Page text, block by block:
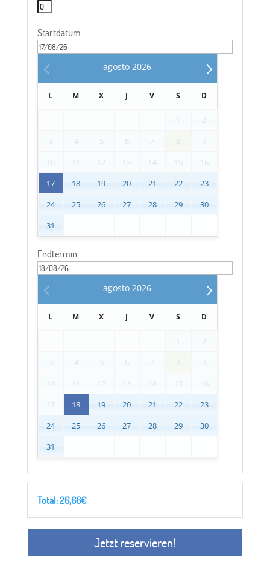
Startdatum
agosto 2026
L M X J V S D
1
2
3
4 5 6 7 8
9
10
11 12 13 14 15
16
17
18 19 20 21 22
23
24
25 26 27 28 29
30
31
Endtermin
agosto 2026
L M X J V S D
1
2
3
4 5 6 7 8
9
10
11 12 13 14 15
16
17
18 19 20 21 22
23
24
25 26 27 28 29
30
31
Total:26,66€
Jetzt reservieren!